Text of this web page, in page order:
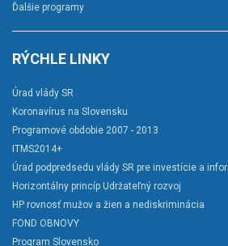
Ďalšie programy
RÝCHLE LINKY
Úrad vlády SR
Koronavírus na Slovensku
Programové obdobie 2007 - 2013
ITMS2014+
Úrad podpredsedu vlády SR pre investície a
Horizontálny princíp Udržateľný rozvoj
HP rovnosť mužov a žien a nediskriminácia
FOND OBNOVY
Program Slovensko